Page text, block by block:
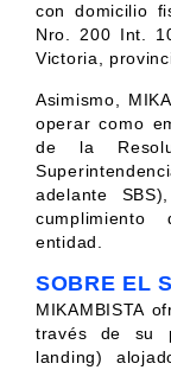
con domicilio
Nro. 200 Int.
Victoria,
Asimismo,
operar como
de la
adelante
cumplimiento
entidad.
SOBRE EL
MIKAMBISTA
través de su
landing)